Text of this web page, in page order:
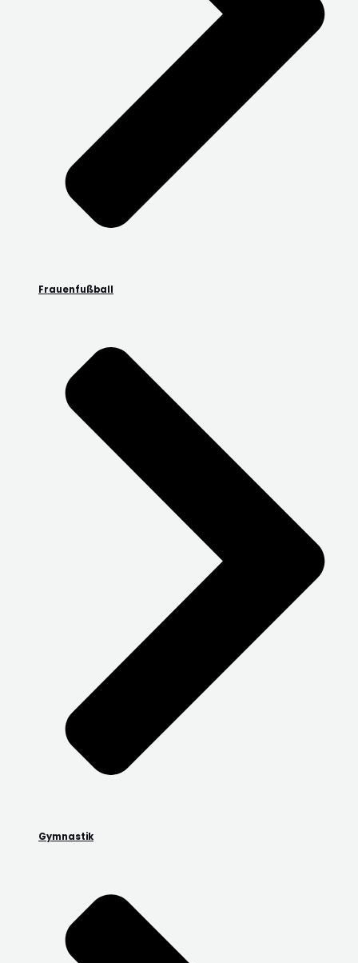
Frauenfußball
Gymnastik